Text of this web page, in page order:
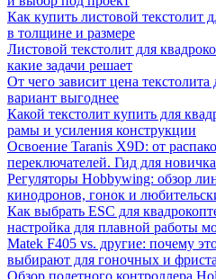
Как купить листовой текстолит
в толщине и размере
Листовой текстолит для
какие задачи решает
От чего зависит цена текстолита
вариант выгоднее
Какой текстолит купить для
рамы и усиления конструкции
Освоение Taranis X9D: от
переключателей. Гид для новичка
Регуляторы Hobbywing: обзор
кинодронов, гонок и
Как выбрать ESC для
настройка для плавной работы
Matek F405 vs. другие: почему
выбирают для гоночных и
Обзор полетного контроллера